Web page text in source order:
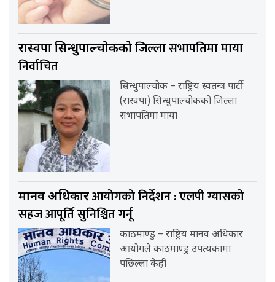
रास्वपा सिन्धुपाल्चोककोजिल्ला सभापतिमा माया
निर्वाचित
सिन्धुपाल्चोक – राष्ट्रिय स्वतन्त्र पार्टी
(रास्वपा) सिन्धुपाल्चोकको जिल्ला
सभापतिमा माया
मानव अधिकारआयोगको निर्देशन : एलपी ग्यासको
सहज आपूर्ति सुनिश्चित गर्नू
काठमाण्डु – राष्ट्रिय मानव अधिकार
आयोगले काठमाण्डु उपत्यकामा
पछिल्ला केही